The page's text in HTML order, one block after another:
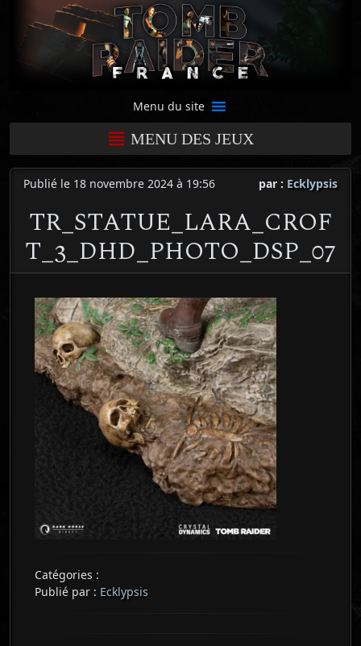
Menu du site
MENU DES JEUX
Publié le 18 novembre 2024 à 19:56 par : Ecklypsis
TR_STATUE_LARA_CROF
T_3_DHD_PHOTO_DSP_07
Catégories :
Publié par : Ecklypsis